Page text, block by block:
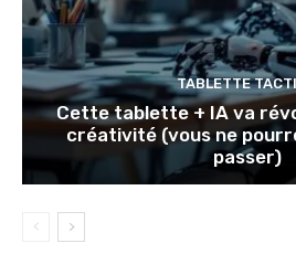
TABLETTE
Cette tablette + IA va
créativité (vous ne
passer)